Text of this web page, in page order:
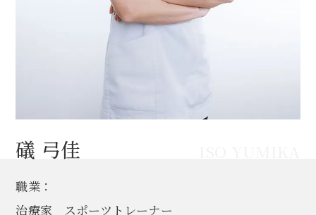
礒 弓佳
職業：
治療家 スポーツトレーナー